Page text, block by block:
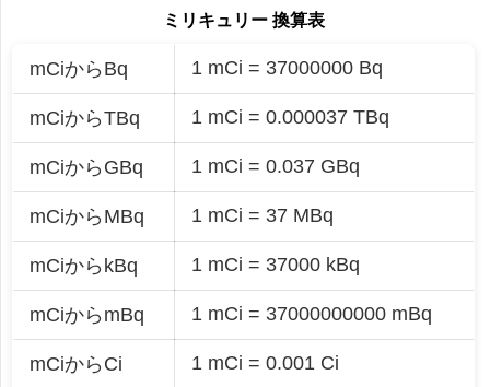
ミリキュリー 換算表
mCiからBq 1 mCi = 37000000 Bq
mCiからTBq 1 mCi = 0.000037 TBq
mCiからGBq 1 mCi = 0.037 GBq
mCiからMBq 1 mCi = 37 MBq
mCiからkBq 1 mCi = 37000 kBq
mCiからmBq 1 mCi = 37000000000 mBq
mCiからCi 1 mCi = 0.001 Ci